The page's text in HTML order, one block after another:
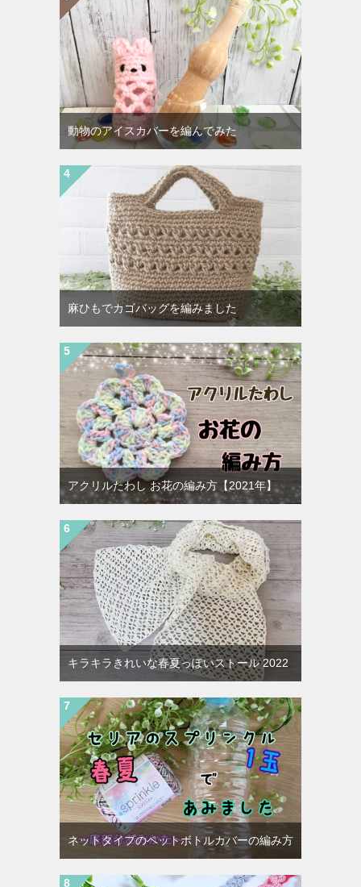
動物のアイスカバーを編んでみた
麻ひもでカゴバッグを編みました
アクリルたわし お花の編み方【2021年】
キラキラきれいな春夏っぽいストール 2022
ネットタイプのペットボトルカバーの編み方